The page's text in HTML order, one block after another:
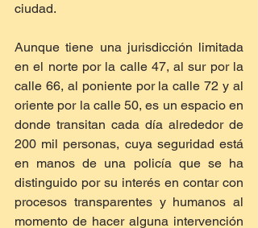
ciudad.
Aunque tiene una jurisdicción limitada
en el norte por la calle 47, al sur por la
calle 66, al poniente por la calle 72 y al
oriente por la calle 50, es un espacio en
donde transitan cada día alrededor de
200 mil personas, cuya seguridad está
en manos de una policía que se ha
distinguido por su interés en contar con
procesos transparentes y humanos al
momento de hacer alguna intervención